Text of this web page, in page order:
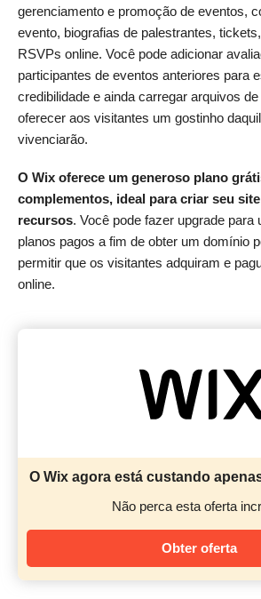
gerenciamento e promoção de eventos,
evento, biografias de palestrantes,
RSVPs online. Você pode adicionar
participantes de eventos anteriores para
credibilidade e ainda carregar arquivos
oferecer aos visitantes um gostinho
vivenciarão.
O Wix oferece um generoso plano
complementos, ideal para criar seu
recursos. Você pode fazer upgrade
planos pagos a fim de obter um domínio
permitir que os visitantes adquiram e
online.
O Wix agora está custando
Não perca esta oferta
Obter oferta